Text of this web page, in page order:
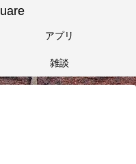
アプリ
雑談